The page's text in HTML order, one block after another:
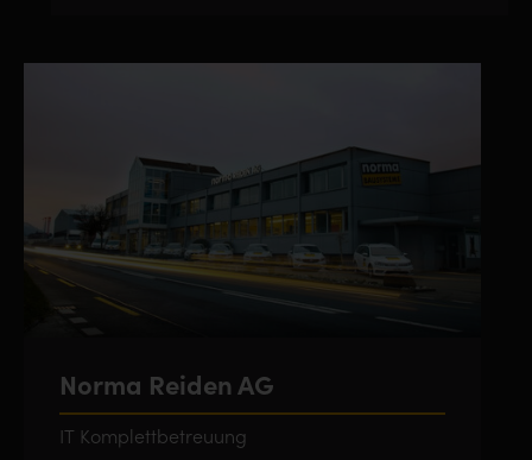
Norma Reiden AG
IT Komplettbetreuung